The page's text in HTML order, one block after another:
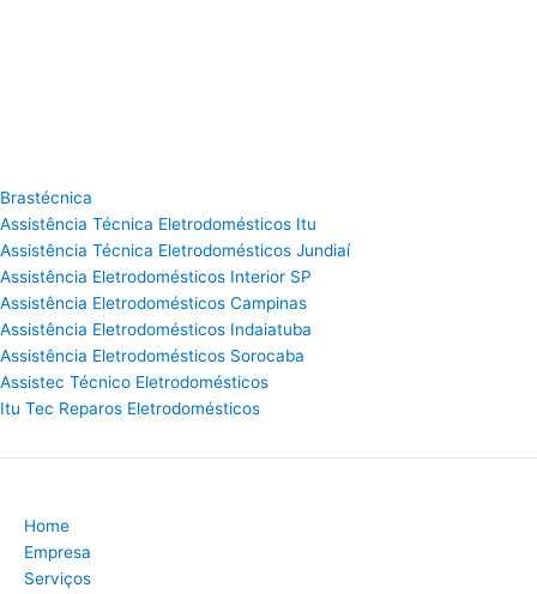
Brastécnica
Assistência Técnica Eletrodomésticos Itu
Assistência Técnica Eletrodomésticos Jundiaí
Assistência Eletrodomésticos Interior SP
Assistência Eletrodomésticos Campinas
Assistência Eletrodomésticos Indaiatuba
Assistência Eletrodomésticos Sorocaba
Assistec Técnico Eletrodomésticos
Itu Tec Reparos Eletrodomésticos
Home
Empresa
Serviços